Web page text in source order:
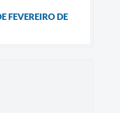
FEVEREIRO DE